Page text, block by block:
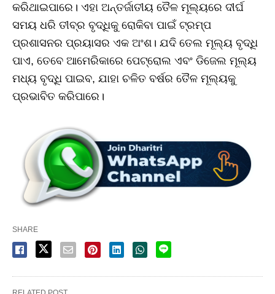
କରିଥାଇପାରେ। ଏହା ଅନ୍ତର୍ଜାତୀୟ ତୈଳ ମୂଲ୍ୟରେ ଦୀର୍ଘ
ସମୟ ଧରି ତୀବ୍ର ବୃଦ୍ଧିକୁ ରୋକିବା ପାଇଁ ଟ୍ରମ୍ପ
ପ୍ରଶାସନର ପ୍ରୟାସର ଏକ ଅଂଶ। ଯଦି ତେଲ ମୂଲ୍ୟ ବୃଦ୍ଧି
ପାଏ, ତେବେ ଆମେରିକାରେ ପେଟ୍ରୋଲ ଏବଂ ଡିଜେଲ ମୂଲ୍ୟ
ମଧ୍ୟ ବୃଦ୍ଧି ପାଇବ, ଯାହା ଚଳିତ ବର୍ଷର ତୈଳ ମୂଲ୍ୟକୁ
ପ୍ରଭାବିତ କରିପାରେ।
SHARE